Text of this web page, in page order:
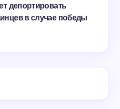
депортировать
в случае победы